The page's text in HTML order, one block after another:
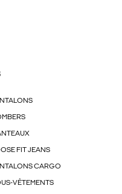
FIT JEANS
CARGO
VÊTEMENTS